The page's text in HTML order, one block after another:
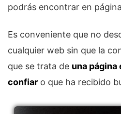
podrás encontrar en
Es conveniente que no
cualquier web sin que la
que se trata de una página
confiar o que ha recibido